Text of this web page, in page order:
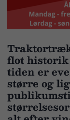
flot historik
tiden er
større og